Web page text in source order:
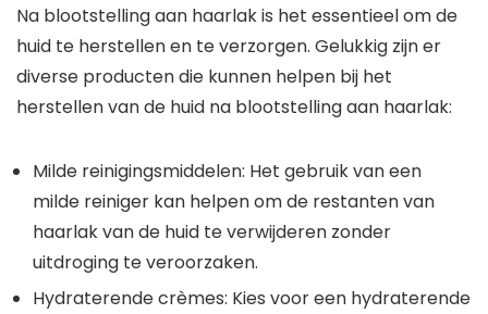
Na blootstelling aan haarlak is het essentieel om de
huid te herstellen en te verzorgen. Gelukkig zijn er
diverse producten die kunnen helpen bij het
herstellen van de huid na blootstelling aan haarlak:
Milde reinigingsmiddelen: Het gebruik van een
milde reiniger kan helpen om de restanten van
haarlak van de huid te verwijderen zonder
uitdroging te veroorzaken.
Hydraterende crèmes: Kies voor een hydraterende